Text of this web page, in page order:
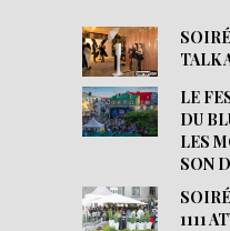
TALK
LE
DU
LES
SON
1111